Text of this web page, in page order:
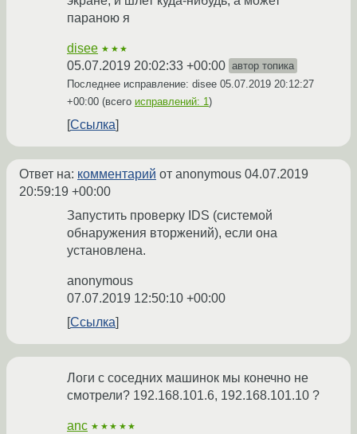
параною я
disee ★★★
05.07.2019 20:02:33 +00:00 автор топика
Последнее исправление: disee 05.07.2019 20:12:27
+00:00 (всего исправлений: 1)
Ссылка
Ответ на: комментарий от anonymous 04.07.2019
20:59:19 +00:00
Запустить проверку IDS (системой
обнаружения вторжений), если она
установлена.
anonymous
07.07.2019 12:50:10 +00:00
Ссылка
Логи с соседних машинок мы конечно не
смотрели? 192.168.101.6, 192.168.101.10 ?
anc ★★★★★